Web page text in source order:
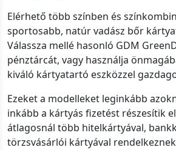
Elérhető több színben és
sportosabb, natúr vadász bőr
Válassza mellé hasonló GDM
pénztárcát, vagy használja
kiváló kártyatartó eszközzel
Ezeket a modelleket leginkább
inkább a kártyás fizetést részesítik
átlagosnál több hitelkártyával,
törzsvásárlói kártyával